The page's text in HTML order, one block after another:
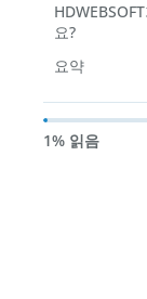
요?
요약
1% 읽음